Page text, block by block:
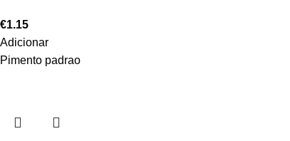
€1.15
Adicionar
Pimento padrao